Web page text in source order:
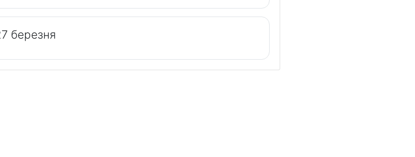
березня